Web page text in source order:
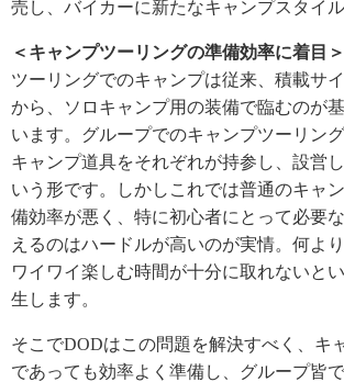
売し、バイカーに新たなキャンプスタイル
＜キャンプツーリングの準備効率に着目＞
ツーリングでのキャンプは従来、積載サ
から、ソロキャンプ用の装備で臨むのが
います。グループでのキャンプツーリン
キャンプ道具をそれぞれが持参し、設営
いう形です。しかしこれでは普通のキャ
備効率が悪く、特に初心者にとって必要
えるのはハードルが高いのが実情。何よ
ワイワイ楽しむ時間が十分に取れないと
生します。
そこでDODはこの問題を解決すべく、キ
であっても効率よく準備し、グループ皆